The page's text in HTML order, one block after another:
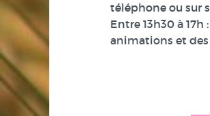
téléphone ou sur
Entre 13h30 à
animations et